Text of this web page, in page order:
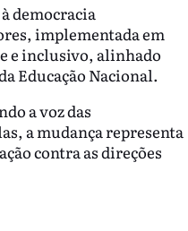
democracia
implementada em
e inclusivo, alinhado
Educação Nacional.
a voz das
a mudança representa
contra as direções